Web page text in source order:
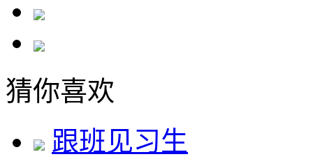
猜你喜欢
跟班见习生